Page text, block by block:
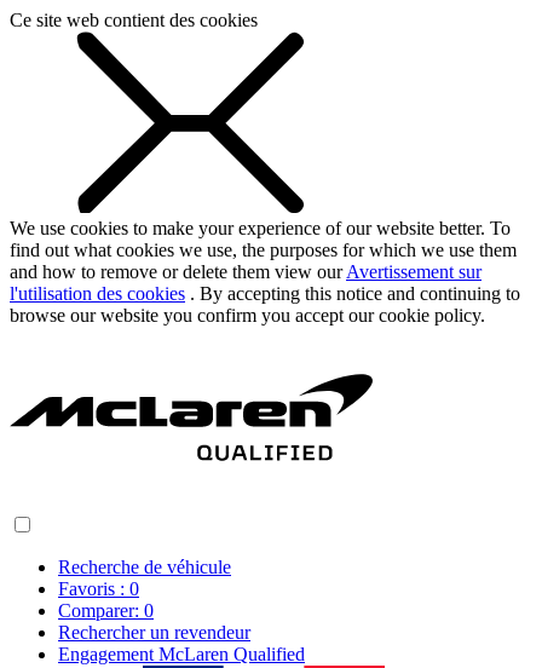
Ce site web contient des cookies
We use cookies to make your experience of our website better. To
find out what cookies we use, the purposes for which we use them
and how to remove or delete them view ourAvertissement sur
l'utilisation des cookies . By accepting this notice and continuing to
browse our website you confirm you accept our cookie policy.
Recherche de véhicule
Favoris : 0
Comparer: 0
Rechercher un revendeur
Engagement McLaren Qualified